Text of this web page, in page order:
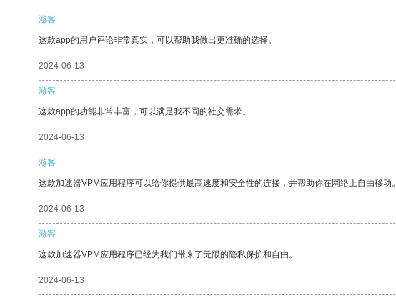
游客
这款app的用户评论非常真实，可以帮助我做出更准确的选择。
2024-06-13
游客
这款app的功能非常丰富，可以满足我不同的社交需求。
2024-06-13
游客
这款加速器VPM应用程序可以给你提供最高速度和安全性的连接，并帮助你在网络上自由移动。
2024-06-13
游客
这款加速器VPM应用程序已经为我们带来了无限的隐私保护和自由。
2024-06-13